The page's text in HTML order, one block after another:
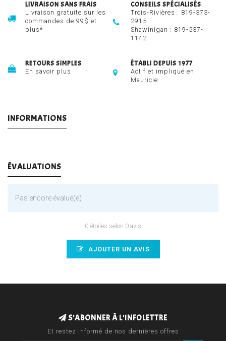
LIVRAISON SANS FRAIS
Livraison gratuite sur les
commandes de 99$ et
plus*
CONSEILS SPÉCIALISÉS
Trois-Rivières : 819-373-
2915
Shawinigan : 819-537-
1142
RETOURS SIMPLES
En savoir plus
ÉTABLI DEPUIS 1977
Actif et impliqué en
Mauricie
INFORMATIONS
ÉVALUATIONS
Pas encore évalué(e)
0 étoiles selon 0 avis
AJOUTER UN AVIS
S'ABONNER À L'INFOLETTRE
Et restez informé de nos dernières offres